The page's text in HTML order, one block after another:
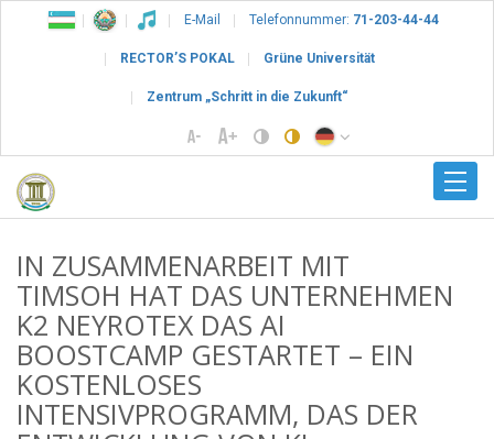
E-Mail Telefonnummer: 71-203-44-44
RECTOR’S POKAL Grüne Universität
Zentrum „Schritt in die Zukunft“
IN ZUSAMMENARBEIT MIT
TIMSOH HAT DAS UNTERNEHMEN
K2 NEYROTEX DAS AI
BOOSTCAMP GESTARTET – EIN
KOSTENLOSES
INTENSIVPROGRAMM, DAS DER